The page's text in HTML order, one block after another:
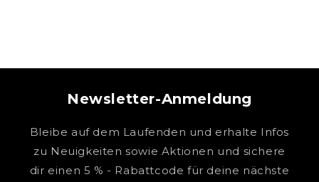
Newsletter-Anmeldung
Bleibe auf dem Laufenden und erhalte Infos
zu Neuigkeiten sowie Aktionen und sichere
dir einen 5 % - Rabattcode für deine nächste